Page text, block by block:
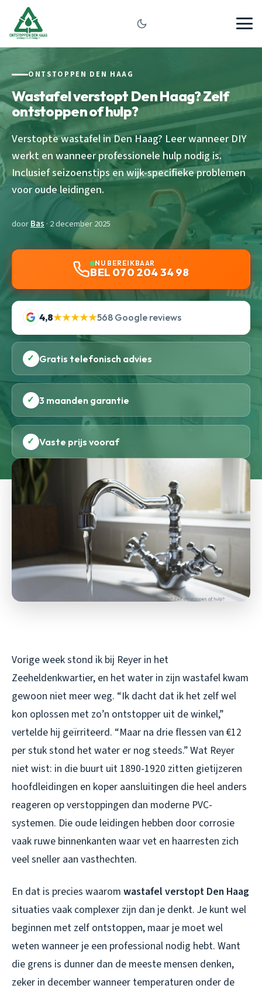
ONTSTOPPEN DEN HAAG
Wastafel verstopt Den Haag? Zelf
ontstoppen of hulp?
Verstopte wastafel in Den Haag? Leer wanneer DIY
werkt en wanneer professionele hulp nodig is.
Inclusief seizoenstips en wijk-specifieke problemen
voor oude leidingen.
doorBas · 2 december 2025
NU BEREIKBAAR
BEL 070 204 34 98
4,8★★★★★568 Google reviews
✓ Gratis telefonisch advies
✓ 3 maanden garantie
✓ Vaste prijs vooraf
Vorige week stond ik bij Reyer in het
Zeeheldenkwartier, en het water in zijn wastafel kwam
gewoon niet meer weg. “Ik dacht dat ik het zelf wel
kon oplossen met zo’n ontstopper uit de winkel,”
vertelde hij geïrriteerd. “Maar na drie flessen van €12
per stuk stond het water er nog steeds.” Wat Reyer
niet wist: in die buurt uit 1890-1920 zitten gietijzeren
hoofdleidingen en koper aansluitingen die heel anders
reageren op verstoppingen dan moderne PVC-
systemen. Die oude leidingen hebben door corrosie
vaak ruwe binnenkanten waar vet en haarresten zich
veel sneller aan vasthechten.
En dat is precies waarom wastafel verstopt Den Haag
situaties vaak complexer zijn dan je denkt. Je kunt wel
beginnen met zelf ontstoppen, maar je moet wel
weten wanneer je een professional nodig hebt. Want
die grens is dunner dan de meeste mensen denken,
zeker in december wanneer temperaturen onder de